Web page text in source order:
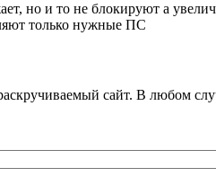
но и то не блокируют а
только нужные ПС
сайт. В любом